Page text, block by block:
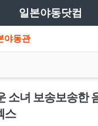
일본야동닷컴
야동관
소녀 보송보송한
스